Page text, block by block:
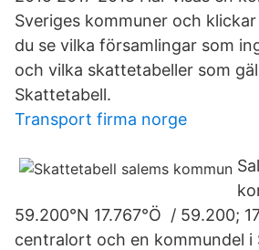
Sveriges kommuner och
du se vilka församlingar som
och vilka skattetabeller som
Skattetabell.
Transport firma norge
59.200°N 17.767°Ö / 59.200;
centralort och en kommundel i